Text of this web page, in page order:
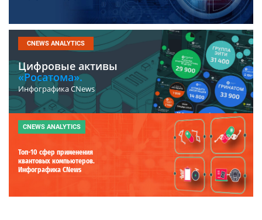
CNEWS ANALYTICS
Цифровые активы
«Росатома».
Инфографика CNews
CNEWS ANALYTICS
Топ-10 сфер применения
квантовых компьютеров.
Инфографика CNews